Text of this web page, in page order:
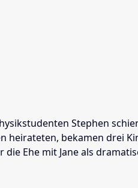
Stephen
heirateten, bekamen drei
die Ehe mit Jane als